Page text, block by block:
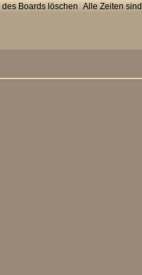
Alle Zeiten sind
Boards löschen